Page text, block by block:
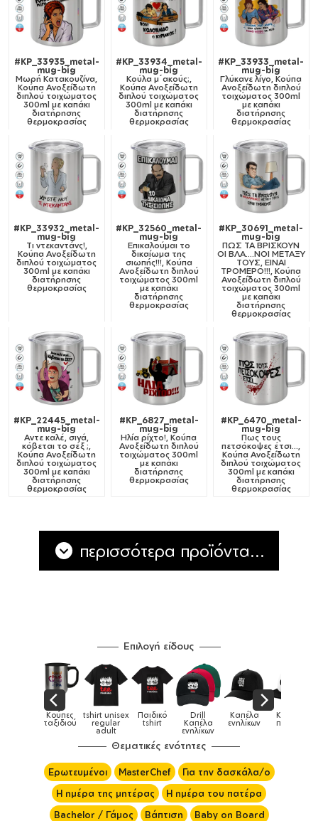
#KP_33935_metal-
mug-big
Μωρή Κατακουζίνα,
Κούπα Ανοξείδωτη
διπλού τοιχώματος
300ml με καπάκι
διατήρησης
θερμοκρασίας
#KP_33934_metal-
mug-big
Κούλα μ΄ακούς;,
Κούπα Ανοξείδωτη
διπλού τοιχώματος
300ml με καπάκι
διατήρησης
θερμοκρασίας
#KP_33933_metal-
mug-big
Γλύκανε λίγο, Κούπα
Ανοξείδωτη διπλού
τοιχώματος 300ml
με καπάκι
διατήρησης
θερμοκρασίας
#KP_33932_metal-
mug-big
Tι ντεκαντάνς!,
Κούπα Ανοξείδωτη
διπλού τοιχώματος
300ml με καπάκι
διατήρησης
θερμοκρασίας
#KP_32560_metal-
mug-big
Επικαλούμαι το
δικαίωμα της
σιωπής!!!, Κούπα
Ανοξείδωτη διπλού
τοιχώματος 300ml
με καπάκι
διατήρησης
θερμοκρασίας
#KP_30691_metal-
mug-big
ΠΩΣ ΤΑ ΒΡΙΣΚΟΥΝ
ΟΙ ΒΛΑ....ΝΟΙ ΜΕΤΑΞΥ
ΤΟΥΣ, ΕΙΝΑΙ
ΤΡΟΜΕΡΟ!!!, Κούπα
Ανοξείδωτη διπλού
τοιχώματος 300ml
με καπάκι
διατήρησης
θερμοκρασίας
#KP_22445_metal-
mug-big
Αντε καλέ, σιγά,
κόβεται το σέξ ;,
Κούπα Ανοξείδωτη
διπλού τοιχώματος
300ml με καπάκι
διατήρησης
θερμοκρασίας
#KP_6827_metal-
mug-big
Ηλία ρίχτο!, Κούπα
Ανοξείδωτη διπλού
τοιχώματος 300ml
με καπάκι
διατήρησης
θερμοκρασίας
#KP_6470_metal-
mug-big
Πως τους
πετσόκοψες έτσι...,
Κούπα Ανοξείδωτη
διπλού τοιχώματος
300ml με καπάκι
διατήρησης
θερμοκρασίας
περισσότερα προϊόντα...
Επιλογή είδους
Drill
Καπέλα
Καπέλα
ενηλίκων
Καπέλα
παιδικά Κούπες Κούπες
ειδικές
Θεματικές ενότητες
Ερωτευμένοι MasterChef
Για την δασκάλα/ο
Η ημέρα της μητέρας
Η ημέρα του πατέρα
Bachelor / Γάμος
Βάπτιση
Baby on Board